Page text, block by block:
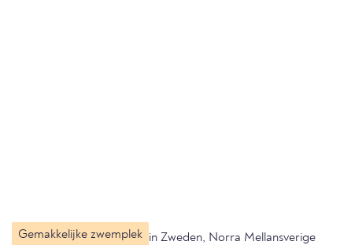
Gemakkelijke zwemplek in Zweden, Norra Mellansverige